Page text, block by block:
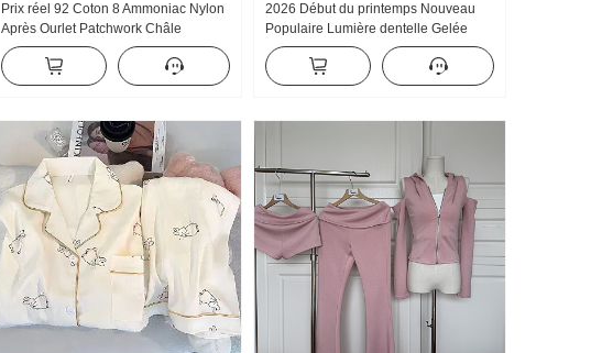
Prix réel 92 Coton 8 Ammoniac Nylon
Après Ourlet Patchwork Châle
Foulard en soie Ajusté Col en V
Manches courtes T-shirt Femme
2026 Début du printemps Nouveau
Populaire Lumière dentelle Gelée
Colle Bande Corset À l'intérieur
Ceinture Poitrine Pad Amincissant
Gilet pour les femmes